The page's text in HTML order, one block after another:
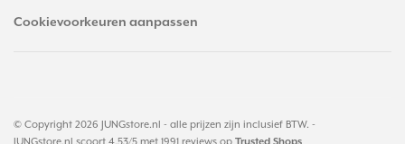
Cookievoorkeuren aanpassen
© Copyright 2026 JUNGstore.nl - alle prijzen zijn inclusief BTW. -